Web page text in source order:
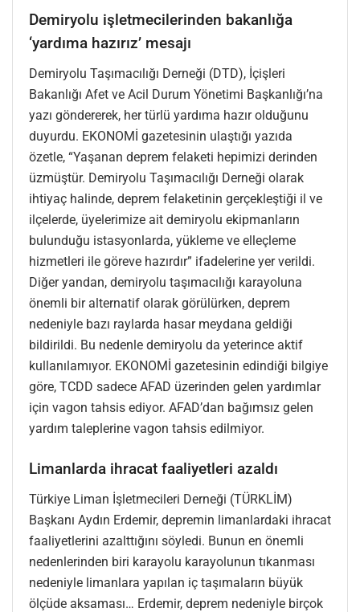
Demiryolu işletmecilerinden bakanlığa
‘yardıma hazırız’ mesajı
Demiryolu Taşımacılığı Derneği (DTD), İçişleri
Bakanlığı Afet ve Acil Durum Yönetimi Başkanlığı’na
yazı göndererek, her türlü yardıma hazır olduğunu
duyurdu. EKONOMİ gazetesinin ulaştığı yazıda
özetle, “Yaşanan deprem felaketi hepimizi derinden
üzmüştür. Demiryolu Taşımacılığı Derneği olarak
ihtiyaç halinde, deprem felaketinin gerçekleştiği il ve
ilçelerde, üyelerimize ait demiryolu ekipmanların
bulunduğu istasyonlarda, yükleme ve elleçleme
hizmetleri ile göreve hazırdır” ifadelerine yer verildi.
Diğer yandan, demiryolu taşımacılığı karayoluna
önemli bir alternatif olarak görülürken, deprem
nedeniyle bazı raylarda hasar meydana geldiği
bildirildi. Bu nedenle demiryolu da yeterince aktif
kullanılamıyor. EKONOMİ gazetesinin edindiği bilgiye
göre, TCDD sadece AFAD üzerinden gelen yardımlar
için vagon tahsis ediyor. AFAD’dan bağımsız gelen
yardım taleplerine vagon tahsis edilmiyor.
Limanlarda ihracat faaliyetleri azaldı
Türkiye Liman İşletmecileri Derneği (TÜRKLİM)
Başkanı Aydın Erdemir, depremin limanlardaki ihracat
faaliyetlerini azalttığını söyledi. Bunun en önemli
nedenlerinden biri karayolu karayolunun tıkanması
nedeniyle limanlara yapılan iç taşımaların büyük
ölçüde aksaması… Erdemir, deprem nedeniyle birçok